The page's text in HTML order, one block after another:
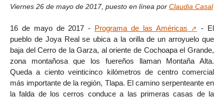
Viernes 26 de mayo de 2017, puesto en línea por Claudia Casal
16 de mayo de 2017 - Programa de las Américas
- El
pueblo de Joya Real se ubica a la orilla de un arroyuelo que
baja del Cerro de la Garza, al oriente de Cochoapa el Grande,
zona montañosa que los fuereños llaman Montaña Alta.
Queda a ciento veinticinco kilómetros de centro comercial
más importante de la región, Tlapa. El camino serpenteante en
la falda de los cerros conduce a las primeras casas de la